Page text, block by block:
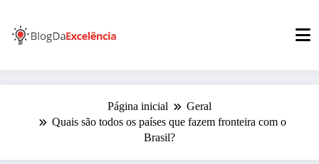
para
conteúdo
Página inicial
Geral
Quais são todos os países que fazem fronteira com o
Brasil?